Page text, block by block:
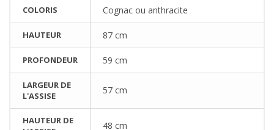
COLORIS Cognac ou anthracite
HAUTEUR 87 cm
PROFONDEUR 59 cm
LARGEUR DE
L'ASSISE
57 cm
HAUTEUR DE
48 cm